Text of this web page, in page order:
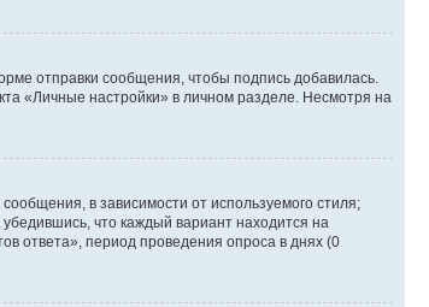
отправки сообщения, чтобы подпись добавилась.
«Личные настройки» в личном разделе. Несмотря на
в зависимости от используемого стиля;
что каждый вариант находится на
ответа», период проведения опроса в днях (0